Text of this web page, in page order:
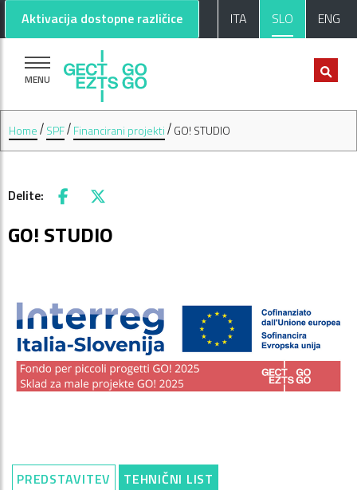
Aktivacija dostopne različice ITA SLO ENG
MENU
Home SPF Financirani projekti GO! STUDIO
Delite: Facebook
X
GO! STUDIO
PREDSTAVITEV TEHNIČNI LIST